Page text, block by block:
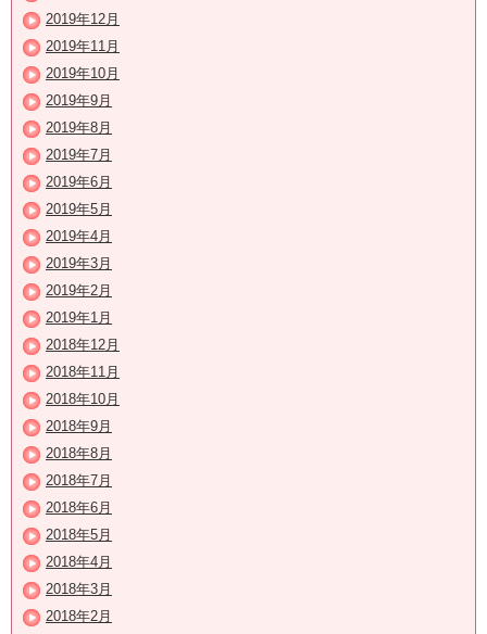
2019年12月
2019年11月
2019年10月
2019年9月
2019年8月
2019年7月
2019年6月
2019年5月
2019年4月
2019年3月
2019年2月
2019年1月
2018年12月
2018年11月
2018年10月
2018年9月
2018年8月
2018年7月
2018年6月
2018年5月
2018年4月
2018年3月
2018年2月